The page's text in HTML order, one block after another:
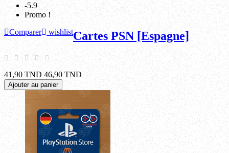
-5.9
Promo !
Comparer
wishlistCartes PSN [Espagne]
41,90 TND 46,90 TND
Ajouter au panier